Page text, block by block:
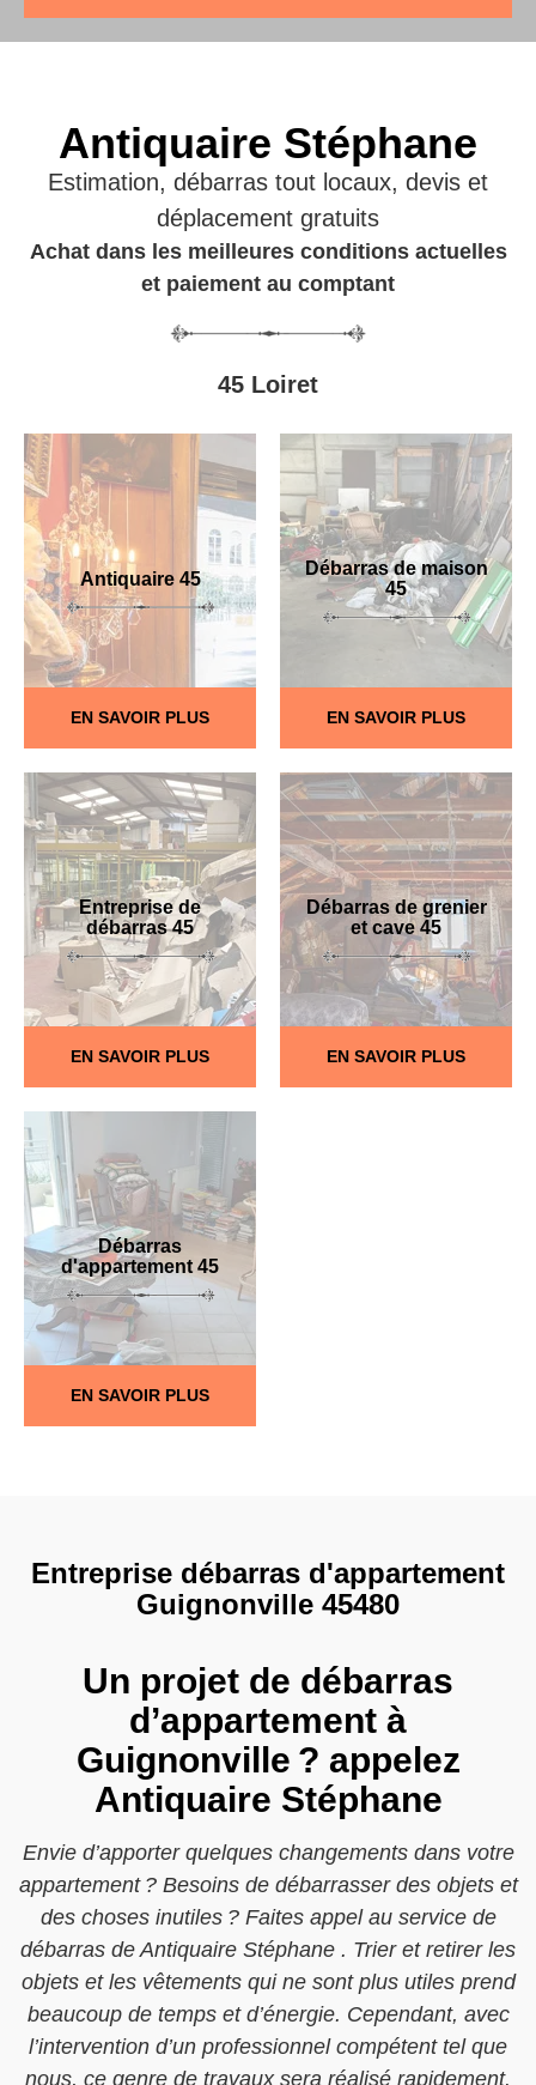
Antiquaire Stéphane
Estimation, débarras tout locaux, devis et
déplacement gratuits
Achat dans les meilleures conditions actuelles
et paiement au comptant
45 Loiret
Antiquaire 45
EN SAVOIR PLUS
Débarras de maison
45
EN SAVOIR PLUS
Entreprise de
débarras 45
EN SAVOIR PLUS
Débarras de grenier
et cave 45
EN SAVOIR PLUS
Débarras
d'appartement 45
EN SAVOIR PLUS
Entreprise débarras d'appartement
Guignonville 45480
Un projet de débarras
d’appartement à
Guignonville ? appelez
Antiquaire Stéphane
Envie d’apporter quelques changements dans votre
appartement ? Besoins de débarrasser des objets et
des choses inutiles ? Faites appel au service de
débarras de Antiquaire Stéphane . Trier et retirer les
objets et les vêtements qui ne sont plus utiles prend
beaucoup de temps et d’énergie. Cependant, avec
l’intervention d’un professionnel compétent tel que
nous, ce genre de travaux sera réalisé rapidement.